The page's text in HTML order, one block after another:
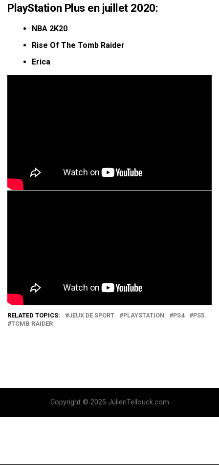
PlayStation Plus en juillet 2020:
NBA 2K20
Rise Of The Tomb Raider
Erica
RELATED TOPICS: JEUX DE SPORT PLAYSTATION PS4
PS5
TOMB RAIDER
Copyright © 2025 JulienTellouck.com